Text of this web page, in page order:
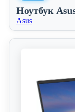
Ноутбук
Asus